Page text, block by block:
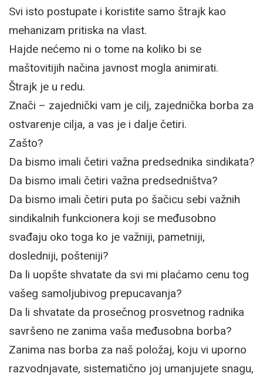
Svi isto postupate i koristite samo štrajk kao
mehanizam pritiska na vlast.
Hajde nećemo ni o tome na koliko bi se
maštovitijih načina javnost mogla animirati.
Štrajk je u redu.
Znači – zajednički vam je cilj, zajednička borba za
ostvarenje cilja, a vas je i dalje četiri.
Zašto?
Da bismo imali četiri važna predsednika sindikata?
Da bismo imali četiri važna predsedništva?
Da bismo imali četiri puta po šačicu sebi važnih
sindikalnih funkcionera koji se međusobno
svađaju oko toga ko je važniji, pametniji,
dosledniji, pošteniji?
Da li uopšte shvatate da svi mi plaćamo cenu tog
vašeg samoljubivog prepucavanja?
Da li shvatate da prosečnog prosvetnog radnika
savršeno ne zanima vaša međusobna borba?
Zanima nas borba za naš položaj, koju vi uporno
razvodnjavate, sistematično joj umanjujete snagu,